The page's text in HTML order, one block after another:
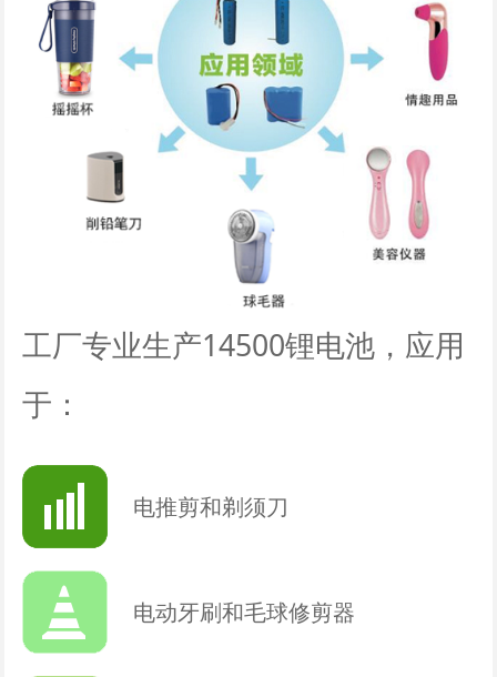
工厂专业生产14500锂电池，应用
于：
电推剪和剃须刀
电动牙刷和毛球修剪器